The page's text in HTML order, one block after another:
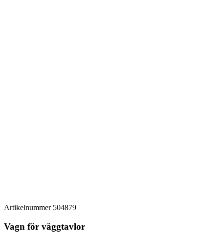
Artikelnummer 504879
Vagn för väggtavlor